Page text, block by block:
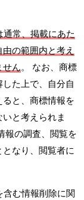
常、掲載にあた
の範囲内と考え
せん。 なお、商標
た上で、自分自
と、商標情報を
と考えられま
報の調査、閲覧を
なり、閲覧者に
む情報削除に関